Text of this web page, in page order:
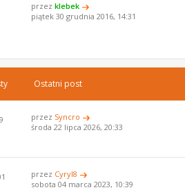
przezklebek
piątek 30 grudnia 2016, 14:31
Ostatni post
przez Syncro
środa 22 lipca 2026, 20:33
przez Cyryl8
sobota 04 marca 2023, 10:39